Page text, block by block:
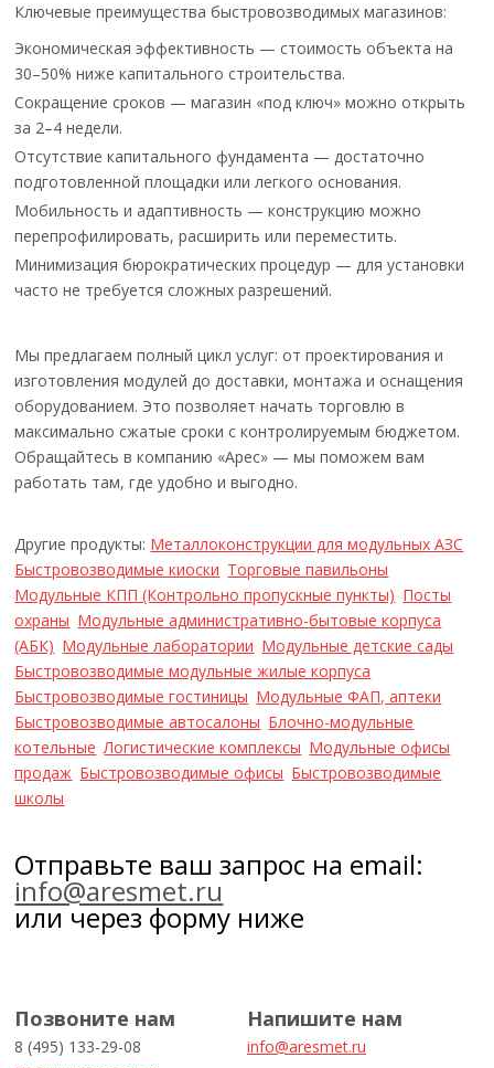
Ключевые преимущества быстровозводимых магазинов:
Экономическая эффективность — стоимость объекта на
30–50% ниже капитального строительства.
Сокращение сроков — магазин «под ключ» можно открыть
за 2–4 недели.
Отсутствие капитального фундамента — достаточно
подготовленной площадки или легкого основания.
Мобильность и адаптивность — конструкцию можно
перепрофилировать, расширить или переместить.
Минимизация бюрократических процедур — для установки
часто не требуется сложных разрешений.
Мы предлагаем полный цикл услуг: от проектирования и
изготовления модулей до доставки, монтажа и оснащения
оборудованием. Это позволяет начать торговлю в
максимально сжатые сроки с контролируемым бюджетом.
Обращайтесь в компанию «Арес» — мы поможем вам
работать там, где удобно и выгодно.
Другие продукты: Металлоконструкции для модульных АЗС
Быстровозводимые киоски Торговые павильоны
Модульные КПП (Контрольно пропускные пункты) Посты
охраны Модульные административно-бытовые корпуса
(АБК) Модульные лаборатории Модульные детские сады
Быстровозводимые модульные жилые корпуса
Быстровозводимые гостиницы Модульные ФАП, аптеки
Быстровозводимые автосалоны Блочно-модульные
котельные Логистические комплексы Модульные офисы
продаж Быстровозводимые офисы Быстровозводимые
школы
Отправьте ваш запрос на email:
info@aresmet.ru
или через форму ниже
Позвоните нам
8 (495) 133-29-08
Напишите нам
info@aresmet.ru